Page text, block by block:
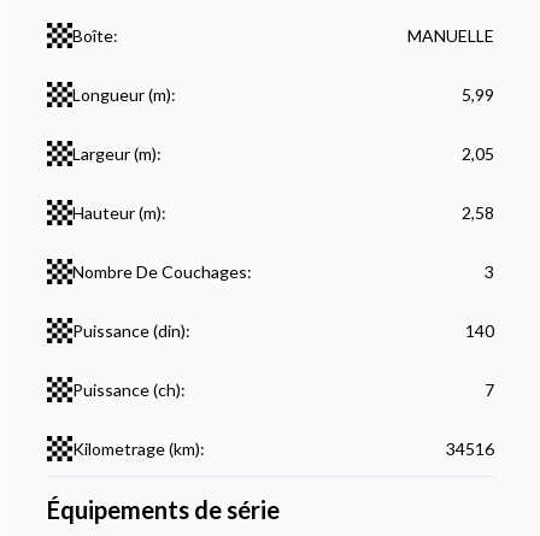
Boîte: MANUELLE
Longueur (m): 5,99
Largeur (m): 2,05
Hauteur (m): 2,58
Nombre De Couchages: 3
Puissance (din): 140
Puissance (ch): 7
Kilometrage (km): 34516
Équipements de série